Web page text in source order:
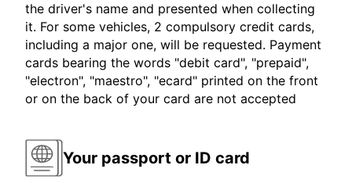
the driver's name and presented when collecting
it. For some vehicles, 2 compulsory credit cards,
including a major one, will be requested. Payment
cards bearing the words "debit card", "prepaid",
"electron", "maestro", "ecard" printed on the front
or on the back of your card are not accepted
Your passport or ID card